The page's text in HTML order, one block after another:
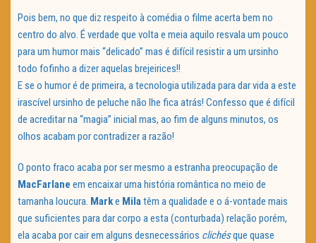
Pois bem, no que diz respeito à comédia o filme acerta bem no
centro do alvo. É verdade que volta e meia aquilo resvala um pouco
para um humor mais “delicado” mas é difícil resistir a um ursinho
todo fofinho a dizer aquelas brejeirices!!
E se o humor é de primeira, a tecnologia utilizada para dar vida a este
irascível ursinho de peluche não lhe fica atrás! Confesso que é difícil
de acreditar na “magia” inicial mas, ao fim de alguns minutos, os
olhos acabam por contradizer a razão!
O ponto fraco acaba por ser mesmo a estranha preocupação de
MacFarlane em encaixar uma história romântica no meio de
tamanha loucura. Marke Milatêm a qualidade e o á-vontade mais
que suficientes para dar corpo a esta (conturbada) relação porém,
ela acaba por cair em alguns desnecessários clichésque quase